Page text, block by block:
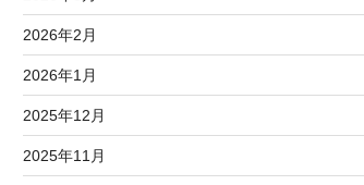
2026年2月
2026年1月
2025年12月
2025年11月